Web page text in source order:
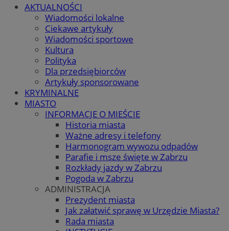
AKTUALNOŚCI
Wiadomości lokalne
Ciekawe artykuły
Wiadomości sportowe
Kultura
Polityka
Dla przedsiębiorców
Artykuły sponsorowane
KRYMINALNE
MIASTO
INFORMACJE O MIEŚCIE
Historia miasta
Ważne adresy i telefony
Harmonogram wywozu odpadów
Parafie i msze święte w Zabrzu
Rozkłady jazdy w Zabrzu
Pogoda w Zabrzu
ADMINISTRACJA
Prezydent miasta
Jak załatwić sprawę w Urzędzie Miasta?
Rada miasta